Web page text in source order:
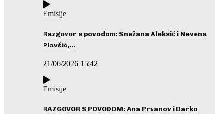
Emisije
Razgovor s povodom: Snežana Aleksić i Nevena
Plavšić,…
21/06/2026 15:42
Emisije
RAZGOVOR S POVODOM: Ana Prvanov i Darko